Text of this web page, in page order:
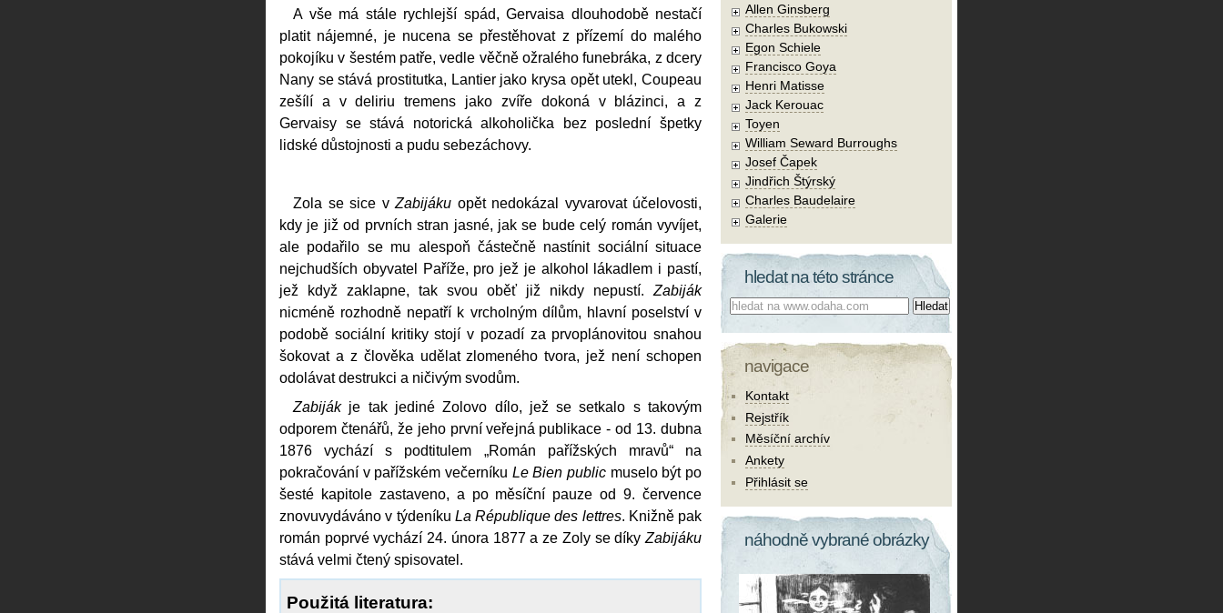
A vše má stále rychlejší spád, Gervaisa dlouhodobě nestačí
platit nájemné, je nucena se přestěhovat z přízemí do malého
pokojíku v šestém patře, vedle věčně ožralého funebráka, z dcery
Nany se stává prostitutka, Lantier jako krysa opět utekl, Coupeau
zešílí a v deliriu tremens jako zvíře dokoná v blázinci, a z
Gervaisy se stává notorická alkoholička bez poslední špetky
lidské důstojnosti a pudu sebezáchovy.
Zola se sice v Zabijáku opět nedokázal vyvarovat účelovosti,
kdy je již od prvních stran jasné, jak se bude celý román vyvíjet,
ale podařilo se mu alespoň částečně nastínit sociální situace
nejchudších obyvatel Paříže, pro jež je alkohol lákadlem i pastí,
jež když zaklapne, tak svou oběť již nikdy nepustí. Zabiják
nicméně rozhodně nepatří k vrcholným dílům, hlavní poselství v
podobě sociální kritiky stojí v pozadí za prvoplánovitou snahou
šokovat a z člověka udělat zlomeného tvora, jež není schopen
odolávat destrukci a ničivým svodům.
Zabijákje tak jediné Zolovo dílo, jež se setkalo s takovým
odporem čtenářů, že jeho první veřejná publikace - od 13. dubna
1876 vychází s podtitulem „Román pařížských mravů“ na
pokračování v pařížském večerníku Le Bien public muselo být po
šesté kapitole zastaveno, a po měsíční pauze od 9. července
znovuvydáváno v týdeníku La République des lettres. Knižně pak
román poprvé vychází 24. února 1877 a ze Zoly se díky Zabijáku
stává velmi čtený spisovatel.
Použitá literatura:
Allen Ginsberg
Charles Bukowski
Egon Schiele
Francisco Goya
Henri Matisse
Jack Kerouac
Toyen
William Seward Burroughs
Josef Čapek
Jindřich Štýrský
Charles Baudelaire
Galerie
hledat na této stránce
Co hledat:
navigace
Kontakt
Rejstřík
Měsíční archív
Ankety
Přihlásit se
náhodně vybrané obrázky